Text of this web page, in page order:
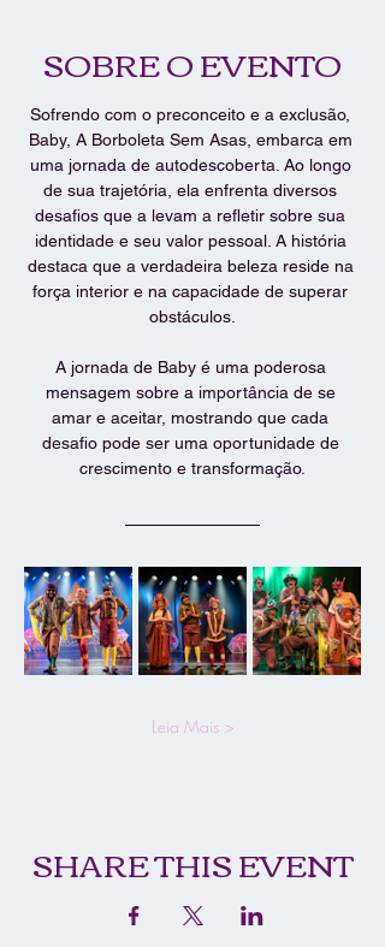
SOBRE O EVENTO
Sofrendo com o preconceito e a exclusão,
Baby, A Borboleta Sem Asas, embarca em
uma jornada de autodescoberta. Ao longo
de sua trajetória, ela enfrenta diversos
desafios que a levam a refletir sobre sua
identidade e seu valor pessoal. A história
destaca que a verdadeira beleza reside na
força interior e na capacidade de superar
obstáculos.
A jornada de Baby é uma poderosa
mensagem sobre a importância de se
amar e aceitar, mostrando que cada
desafio pode ser uma oportunidade de
crescimento e transformação.
Leia Mais >
SHARE THIS EVENT